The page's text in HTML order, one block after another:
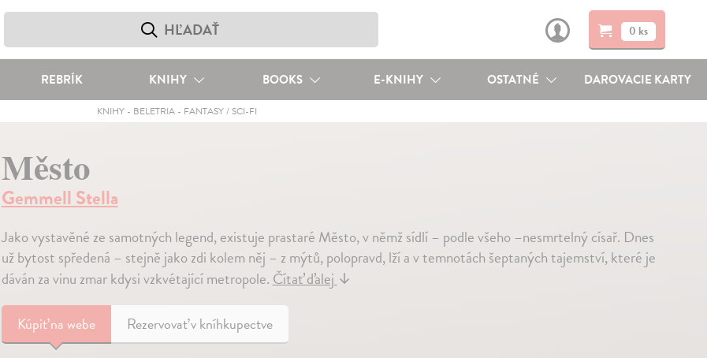
0 ks
REBRÍK KNIHY BOOKS E-KNIHY OSTATNÉ DAROVACIE KARTY
KNIHY - BELETRIA - FANTASY / SCI-FI
Město
Gemmell Stella
Jako vystavěné ze samotných legend, existuje prastaré Město, v němž sídlí – podle všeho –nesmrtelný císař. Dnes
už bytost spředená – stejně jako zdi kolem něj – z mýtů, polopravd, lží a v temnotách šeptaných tajemství, které je
dáván za vinu zmar kdysi vzkvétající metropole.Čítať ďalej↓
Kúpiťna webe Rezervovať v kníhkupectve